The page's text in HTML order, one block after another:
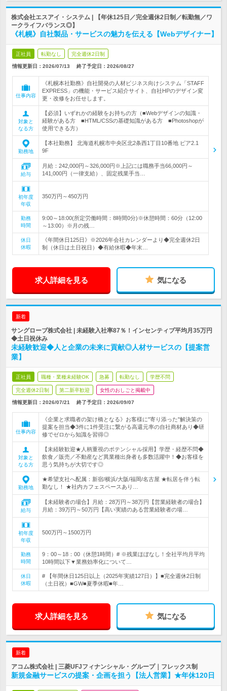
株式会社エスアイ・システム | 【年休125日／完全週休2日制／転勤無／ワ
ークライフバランス◎】
《札幌》自社製品・サービスの魅力を伝える【Webデザイナー】
正社員 転勤なし 完全週休2日制
情報更新日：2026/07/13 終了予定日： 2026/08/27
仕事内容
《札幌本社勤務》自社開発の人材ビジネス向けシステム「STAFF
EXPRESS」の機能・サービス紹介サイト、自社HPのデザイン変
更・改修をお任せします。
対象と
なる方
【必須】いずれかの経験をお持ちの方（■Webデザインの知識・
経験がある方 ■HTML/CSSの基礎知識がある方 ■Photoshopが
使用できる方）
勤務地
【本社勤務】 北海道札幌市中央区北2条西1丁目10番地 ピア2.1
9F
給与
月給：242,000円～326,000円※上記には職務手当66,000円～
141,000円（一律支給）、固定残業手当…
初年度
年収
350万円～450万円
勤務
時間
9:00～18:00(所定労働時間：8時間0分)※休憩時間：60分（12:00
～13:00）※月の残…
休日
休暇
《年間休日125日》※2026年会社カレンダーより◆完全週休2日
制（休日は土日祝日）◆有給休暇◆年末…
求人詳細を見る 気になる
新着
サングローブ株式会社 | 未経験入社率87％！インセンティブ平均月35万円
◆土日祝休み
未経験歓迎◆人と企業の未来に貢献◎人材サービスの【提案営
業】
正社員 職種・業種未経験OK 急募 転勤なし 学歴不問
完全週休2日制 第二新卒歓迎 女性のおしごと掲載中
情報更新日：2026/07/21 終了予定日： 2026/09/07
仕事内容
《企業と求職者の架け橋となる》お客様に"寄り添った"解決策の
提案を担当◆3件に1件受注に繋がる高還元率の自社商材あり◆研
修でゼロから知識を習得◎
対象と
なる方
【未経験歓迎★人柄重視のポテンシャル採用】学歴・経歴不問◆
飲食／販売／不動産など異業種出身者も多数活躍中！◆お客様を
思う気持ちが大切です◎
勤務地
★希望支社へ配属：新宿/横浜/大阪/福岡/名古屋 ★転居を伴う転
勤なし！ ★社内カフェスペースあり…
給与
【未経験者の場合】月給：28万円～38万円【営業経験者の場合】
月給：39万円～50万円【高い実績のある営業経験者の場…
初年度
年収
500万円～1500万円
勤務
時間
9：00～18：00（休憩1時間）# ※残業ほぼなし！全社平均月平均
10時間以下▼業務効率化について…
休日
休暇
# 【年間休日125日以上（2025年実績127日）】■完全週休2日制
（土日祝）■GW■夏季休暇■年…
求人詳細を見る 気になる
新着
アコム株式会社 | 三菱UFJフィナンシャル・グループ｜フレックス制
新規金融サービスの提案・企画を担う【法人営業】★年休120日